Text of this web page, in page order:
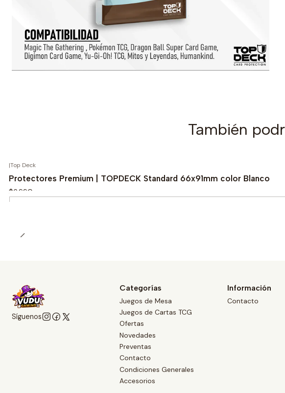
También
|Top Deck
Protectores Premium | TOPDECK Standard 66x91mm color Blanco
$6.990
Síguenos
Categorías
Juegos de Mesa
Juegos de Cartas TCG
Ofertas
Novedades
Preventas
Contacto
Condiciones Generales
Accesorios
Información
Contacto